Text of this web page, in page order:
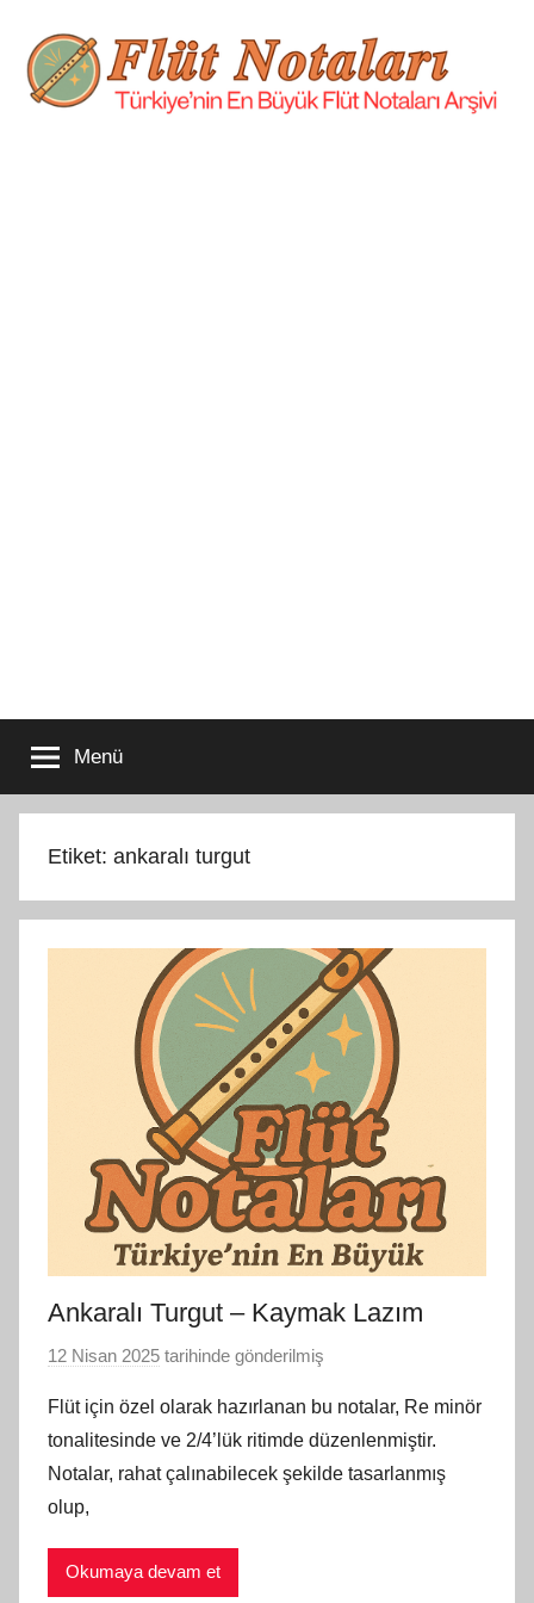
Menü
Etiket: ankaralı turgut
Ankaralı Turgut – Kaymak Lazım
12 Nisan 2025 tarihinde gönderilmiş
ü
t
N
Flüt için özel olarak hazırlanan bu notalar, Re minör
tonalitesinde ve 2/4’lük ritimde düzenlenmiştir.
Notalar, rahat çalınabilecek şekilde tasarlanmış
olup,
Okumaya devam et